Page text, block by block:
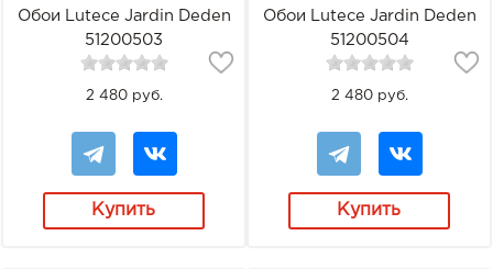
Обои Lutece Jardin Deden
51200503
2 480 руб.
Купить
Обои Lutece Jardin Deden
51200504
2 480 руб.
Купить